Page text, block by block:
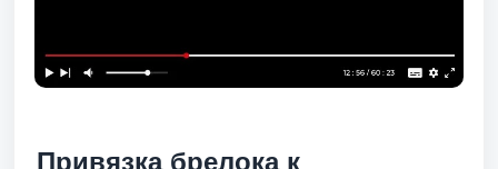
Привязка брелока к